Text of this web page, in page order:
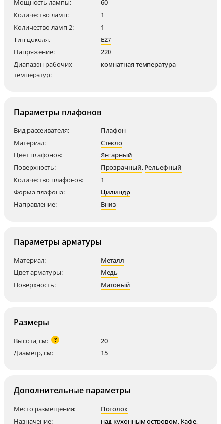
Мощность лампы:
60
Количество ламп:
1
Количество ламп 2:
1
Тип цоколя:
E27
Напряжение:
220
Диапазон рабочих
температур:
комнатная температура
Параметры плафонов
Вид рассеивателя:
Плафон
Материал:
Стекло
Цвет плафонов:
Янтарный
Поверхность:
Прозрачный, Рельефный
Количество плафонов:
1
Форма плафона:
Цилиндр
Направление:
Вниз
Параметры арматуры
Материал:
Металл
Цвет арматуры:
Медь
Поверхность:
Матовый
Размеры
Высота, см: ?
20
Диаметр, см:
15
Дополнительные параметры
Место размещения:
Потолок
Назначение:
над кухонным островом, Кафе,